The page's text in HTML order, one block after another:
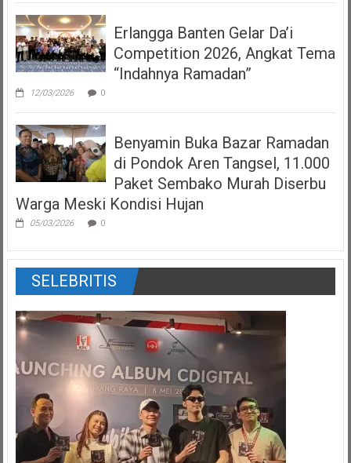
Erlangga Banten Gelar Da’i
Competition 2026, Angkat Tema
“Indahnya Ramadan”
12/03/2026 0
Benyamin Buka Bazar Ramadan
di Pondok Aren Tangsel, 11.000
Paket Sembako Murah Diserbu
Warga Meski Kondisi Hujan
05/03/2026 0
SELEBRITIS